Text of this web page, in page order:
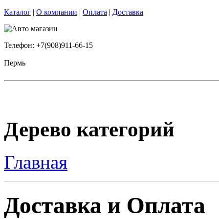
Каталог | О компании | Оплата | Доставка
Телефон: +7(908)911-66-15
Пермь
Дерево категорий
Главная
Доставка и Оплата